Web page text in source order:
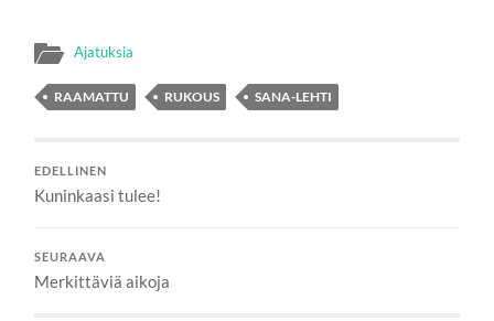
Ajatuksia
RAAMATTU RUKOUS SANA-LEHTI
EDELLINEN
Kuninkaasi tulee!
SEURAAVA
Merkittäviä aikoja